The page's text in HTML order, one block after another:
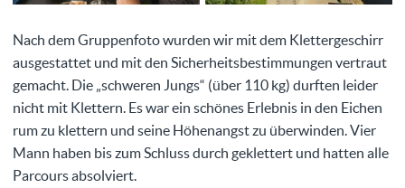
Nach dem Gruppenfoto wurden wir mit dem Klettergeschirr
ausgestattet und mit den Sicherheitsbestimmungen vertraut
gemacht. Die „schweren Jungs“ (über 110 kg) durften leider
nicht mit Klettern. Es war ein schönes Erlebnis in den Eichen
rum zu klettern und seine Höhenangst zu überwinden. Vier
Mann haben bis zum Schluss durch geklettert und hatten alle
Parcours absolviert.